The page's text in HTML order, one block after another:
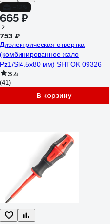
665 ₽
753 ₽
Диэлектрическая отвертка
(комбинированное жало
Pz1/Sl4.5x80 мм) SHTOK 09326
3.4
(41)
В корзину